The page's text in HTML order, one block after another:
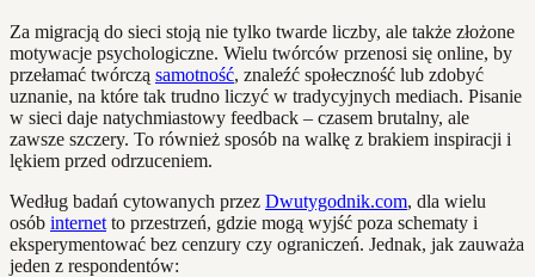
Za migracją do sieci stoją nie tylko twarde liczby, ale także złożone
motywacje psychologiczne. Wielu twórców przenosi się online, by
przełamać twórczą samotność, znaleźć społeczność lub zdobyć
uznanie, na które tak trudno liczyć w tradycyjnych mediach. Pisanie
w sieci daje natychmiastowy feedback – czasem brutalny, ale
zawsze szczery. To również sposób na walkę z brakiem inspiracji i
lękiem przed odrzuceniem.
Według badań cytowanych przez Dwutygodnik.com, dla wielu
osób internet to przestrzeń, gdzie mogą wyjść poza schematy i
eksperymentować bez cenzury czy ograniczeń. Jednak, jak zauważa
jeden z respondentów: